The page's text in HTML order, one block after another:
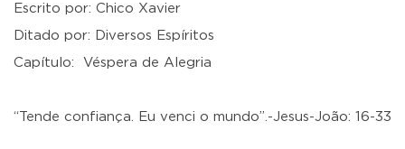
Escrito por: Chico Xavier
Ditado por: Diversos Espíritos
Capítulo: Véspera de Alegria
“Tende confiança. Eu venci o mundo”.-Jesus-João: 16-33